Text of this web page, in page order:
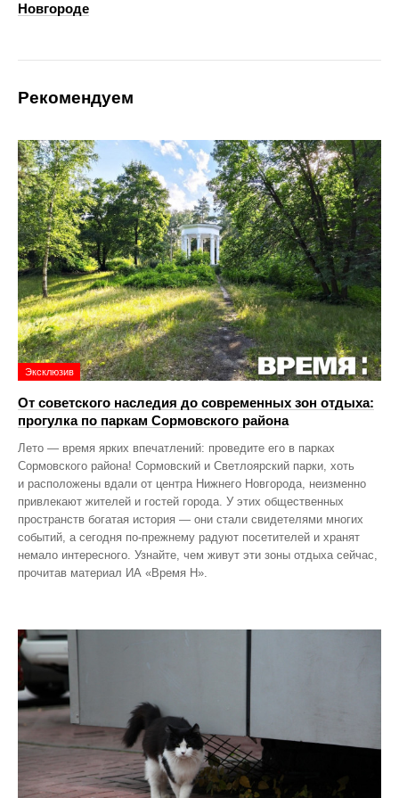
Новгороде
Рекомендуем
Эксклюзив
От советского наследия до современных зон отдыха:
прогулка по паркам Сормовского района
Лето — время ярких впечатлений: проведите его в парках
Сормовского района! Сормовский и Светлоярский парки, хоть
и расположены вдали от центра Нижнего Новгорода, неизменно
привлекают жителей и гостей города. У этих общественных
пространств богатая история — они стали свидетелями многих
событий, а сегодня по‑прежнему радуют посетителей и хранят
немало интересного. Узнайте, чем живут эти зоны отдыха сейчас,
прочитав материал ИА «Время Н».